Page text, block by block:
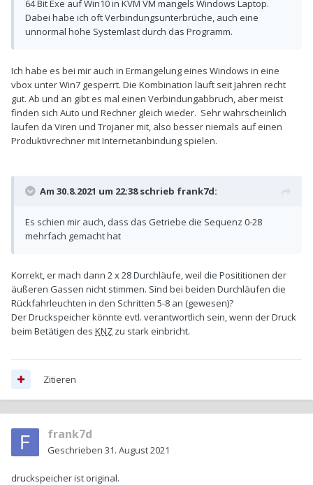
64 Bit Exe auf Win10 in KVM VM mangels Windows Laptop.
Dabei habe ich oft Verbindungsunterbrüche, auch eine
unnormal hohe Systemlast durch das Programm.
Ich habe es bei mir auch in Ermangelung eines Windows in eine
vbox unter Win7 gesperrt. Die Kombination läuft seit Jahren recht
gut. Ab und an gibt es mal einen Verbindungabbruch, aber meist
finden sich Auto und Rechner gleich wieder. Sehr wahrscheinlich
laufen da Viren und Trojaner mit, also besser niemals auf einen
Produktivrechner mit Internetanbindung spielen.
Am 30.8.2021 um 22:38 schrieb frank7d:
Es schien mir auch, dass das Getriebe die Sequenz 0-28
mehrfach gemacht hat
Korrekt, er mach dann 2 x 28 Durchläufe, weil die Posititionen der
äußeren Gassen nicht stimmen. Sind bei beiden Durchläufen die
Rückfahrleuchten in den Schritten 5-8 an (gewesen)?
Der Druckspeicher könnte evtl. verantwortlich sein, wenn der Druck
beim Betätigen des KNZ zu stark einbricht.
Zitieren
frank7d
Geschrieben 31. August 2021
druckspeicher ist original.